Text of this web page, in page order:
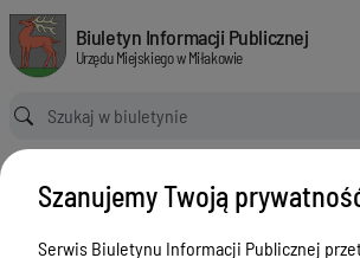
Oświata - Stypendia szkolne
Biuletyn Informacji Publicznej Urzędu Miejskiego
Biuletyn Informacji Publicznej
Urzędu Miejskiego w Miłakowie
Ścieżka powrotu
Strona główna
Oświata - Stypendia
Menu Przedmiotowe
Szanujemy Twoją
Serwis Biuletynu Informacji Publicznej